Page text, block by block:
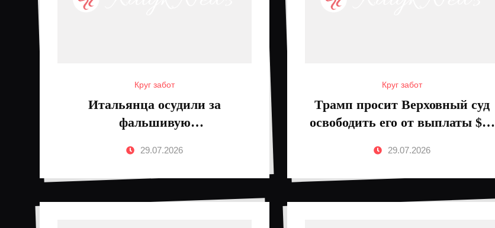
Круг забот
Итальянца осудили за
фальшивую
29.07.2026
Круг забот
Трамп просит Верховный суд
освободить его от выплаты $83
29.07.2026